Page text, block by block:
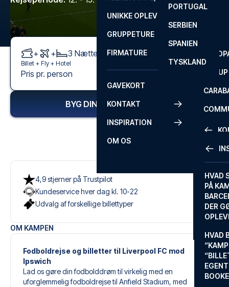
FA CUP
ROM
SEVILLA
PORTUGAL
SERBIEN
SPANIEN
TYSKLAND
UNIKKE OPLEVELSER
GRUPPETURE
FIRMATURE
GAVEKORT
KONTAKT
FAQ
INSPIRATION
HVAD
PÅ
DER
HVAD
OM OS
4,9 stjerner på Trustpilot
Kundeservice hver dag kl. 10-22
Udvalg af forskellige billettyper
OM KAMPEN
Fodboldrejse og billetter til Liverpool FC mod
Ipswich
Lad os gøre din fodbolddrøm til virkelig med en
uforglemmelig fodboldrejse til Anfield Stadium, med
+ + 3 Nætter
Billet + Fly + Hotel
Pris pr. person
BYG DIN FODBOLDREJSE